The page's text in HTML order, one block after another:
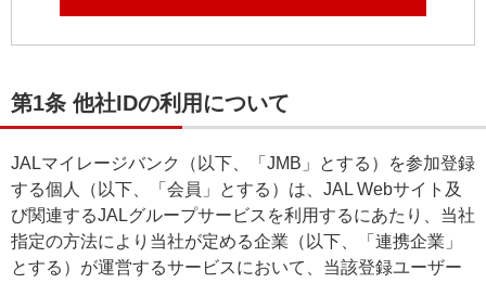
第1条 他社IDの利用について
JALマイレージバンク（以下、「JMB」とする）を参加登録
する個人（以下、「会員」とする）は、JAL Webサイト及
び関連するJALグループサービスを利用するにあたり、当社
指定の方法により当社が定める企業（以下、「連携企業」
とする）が運営するサービスにおいて、当該登録ユーザー